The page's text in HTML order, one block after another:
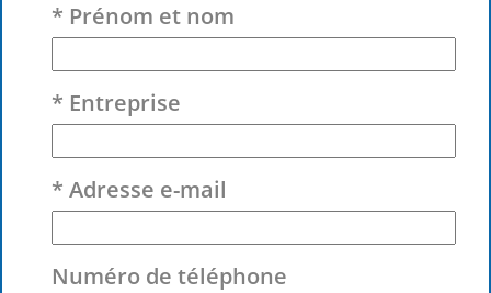
* Prénom et nom
* Entreprise
* Adresse e-mail
Numéro de téléphone